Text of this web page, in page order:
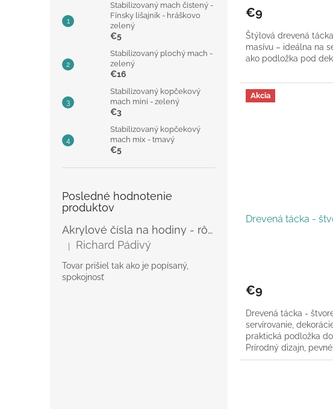
Stabilizovaný mach čistený -
Fínsky lišajník - hráškovo
zelený
€5
Stabilizovaný plochý mach -
zelený
€16
Stabilizovaný kopčekový
mach mini - zelený
€3
Stabilizovaný kopčekový
mach mix - tmavý
€5
Posledné hodnotenie
produktov
Akrylové čísla na hodiny - rôzne
Hodnotenie produktu je 5 z 5 hviezdičiek.
Richard Pádivý
Tovar prišiel tak ako je popísaný,
spokojnosť
€9
Štýlová drevená
masívu – ideálna na
ako podložka pod
Akcia
Drevená tácka -
€9
Drevená tácka -
servírovanie,
praktická podložka
Prírodný dizajn,